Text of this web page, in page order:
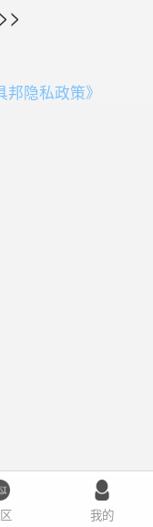
邦隐私政策》
我的